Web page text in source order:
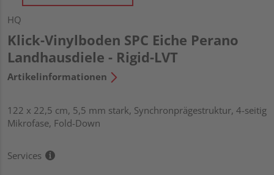
HQ
Klick-Vinylboden SPC Eiche Perano
Landhausdiele - Rigid-LVT
Artikelinformationen
122 x 22,5 cm, 5,5 mm stark, Synchronprägestruktur, 4-seitig
Mikrofase, Fold-Down
Services